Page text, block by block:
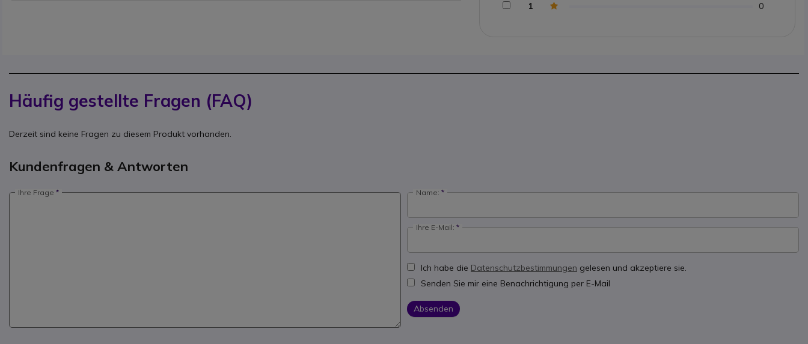
1
0
Häufig gestellte Fragen (FAQ)
Derzeit sind keine Fragen zu diesem Produkt vorhanden.
Kundenfragen & Antworten
Ihre Frage Name:
Ihre E-Mail:
Ich habe die Datenschutzbestimmungen gelesen und akzeptiere sie.
Senden Sie mir eine Benachrichtigung per E-Mail
Absenden